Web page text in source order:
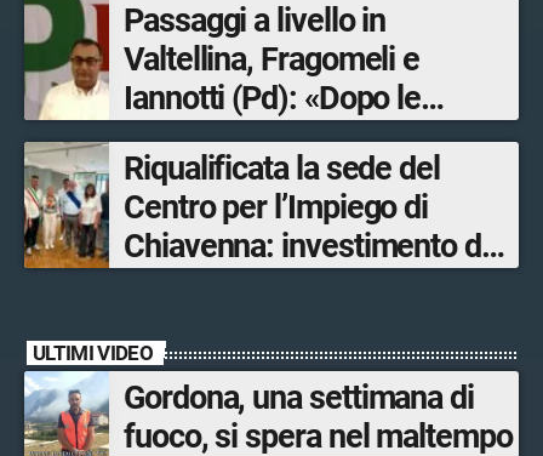
Passaggi a livello in
Valtellina, Fragomeli e
Iannotti (Pd): «Dopo le
Olimpiadi solo un terzo delle
opere sostitutive sarà
ultimato entro il 2026»
Riqualificata la sede del
Centro per l’Impiego di
Chiavenna: investimento da
ULTIMI VIDEO
Gordona, una settimana di
fuoco, si spera nel maltempo